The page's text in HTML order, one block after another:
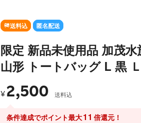
送料込 匿名配送
限定 新品未使用品 加茂
山形 トートバッグ L 黒
¥ 2,500 送料込
条件達成でポイント最大11 倍還元！